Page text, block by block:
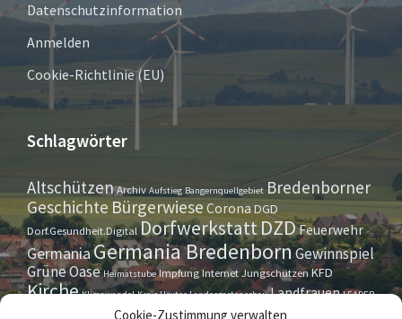
Cookie-Zustimmung verwalten
Datenschutzinformation
Anmelden
Cookie-Richtlinie (EU)
Schlagwörter
AltschützenArchiv Aufstieg Bangernquellgebiet Bredenborner
Geschichte Bürgerwiese CoronaDGD
Dorf.Gesundheit.Digital DorfwerkstattDZDFeuerwehr
GermaniaGermania BredenbornGewinnspiel
Grüne Oase Heimatstube ImpfungInternetJungschützenKFD
Kirche Klimawandel Kreis Höxter Landesgartenschau Landfrauen LEADER
Maurer- u. HandwerkervereinOktoberfest